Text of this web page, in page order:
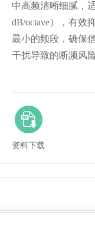
中高频清晰细腻，
dB/octave），有效
最小的频段，确保
干扰导致的断频风
资料下载